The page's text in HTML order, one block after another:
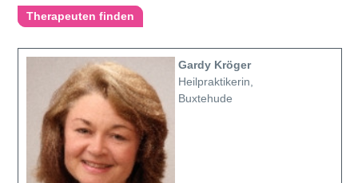
Therapeuten finden
Gardy Kröger
Heilpraktikerin,
Buxtehude